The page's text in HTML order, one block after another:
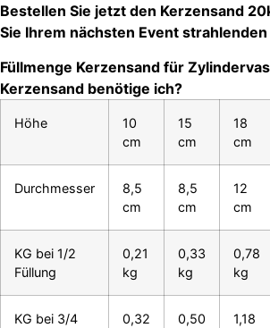
Bestellen Sie jetzt den Kerzensand
Sie Ihrem nächsten Event strahlenden
Füllmenge Kerzensand für
Kerzensand benötige ich?
Höhe
10
cm
15
cm
18
cm
Durchmesser
8,5
cm
8,5
cm
12
cm
KG bei 1/2
Füllung
0,21
kg
0,33
kg
0,78
kg
KG bei 3/4
0,32
0,50
1,18